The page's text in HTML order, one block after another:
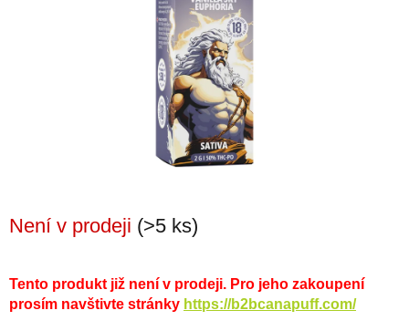
Není v prodeji (>5 ks)
Tento produkt již není v prodeji. Pro jeho zakoupení
prosím navštivte stránky https://b2bcanapuff.com/